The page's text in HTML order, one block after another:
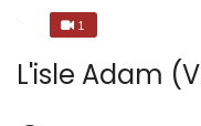
11
L'isle Adam